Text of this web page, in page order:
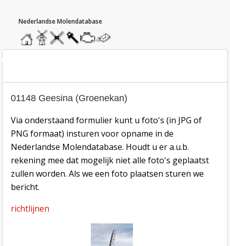
homemolendatabase
roedendatabase
assendatabase
motorendatabase
stuur
een
inzend-formulier
01148 Geesina (Groenekan)
Via onderstaand formulier kunt u foto's (in JPG of
PNG formaat) insturen voor opname in de
Nederlandse Molendatabase. Houdt u er a.u.b.
rekening mee dat mogelijk niet alle foto's geplaatst
zullen worden. Als we een foto plaatsen sturen we
bericht.
richtlijnen